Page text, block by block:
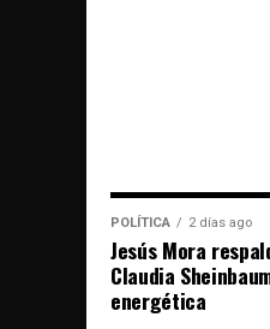
POLÍTICA 2 días ago
Jesús Mora
Claudia
energética